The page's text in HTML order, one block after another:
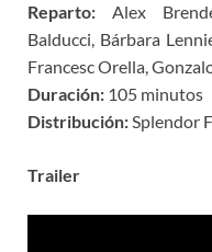
Reparto: Alex
Balducci, Bárbara
Francesc Orella,
Duración: 105 minutos
Distribución:Splendor
Trailer